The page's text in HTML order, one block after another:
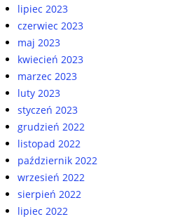
lipiec 2023
czerwiec 2023
maj 2023
kwiecień 2023
marzec 2023
luty 2023
styczeń 2023
grudzień 2022
listopad 2022
październik 2022
wrzesień 2022
sierpień 2022
lipiec 2022